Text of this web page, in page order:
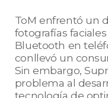
ToM enfrentó un
fotografías
Bluetooth en
conllevó un
Sin embargo,
problema al
tecnología de